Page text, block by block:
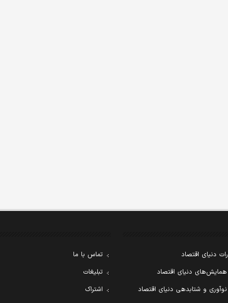
دنیای اقتصاد
همایش‌های دنیای اقتصاد
نوآوری و شتابدهی دنیای اقتصاد
تماس با ما
تبلیغات
اشتراک